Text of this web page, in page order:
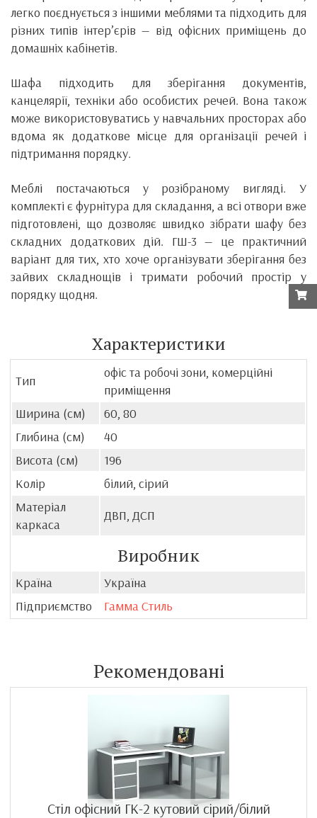
легко поєднується з іншими меблями та підходить для
різних типів інтер’єрів — від офісних приміщень до
домашніх кабінетів.
Шафа підходить для зберігання документів,
канцелярії, техніки або особистих речей. Вона також
може використовуватись у навчальних просторах або
вдома як додаткове місце для організації речей і
підтримання порядку.
Меблі постачаються у розібраному вигляді. У
комплекті є фурнітура для складання, а всі отвори вже
підготовлені, що дозволяє швидко зібрати шафу без
складних додаткових дій. ГШ-3 — це практичний
варіант для тих, хто хоче організувати зберігання без
зайвих складнощів і тримати робочий простір у
порядку щодня.
Характеристики
Тип
офіс та робочі зони, комерційні
приміщення
Ширина (см)
60, 80
Глибина (см)
40
Висота (см)
196
Колір
білий, сірий
Матеріал
каркаса
ДВП, ДСП
Виробник
Країна
Україна
Підприємство
Гамма Стиль
Рекомендовані
Стіл офісний ГК-2 кутовий сірий/білий